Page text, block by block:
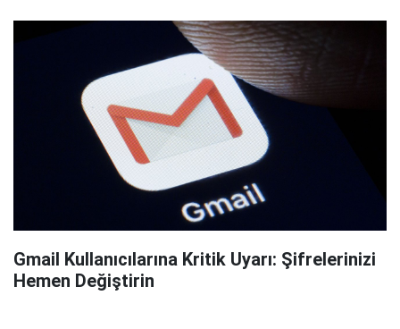
Gmail Kullanıcılarına Kritik Uyarı: Şifrelerinizi
Hemen Değiştirin